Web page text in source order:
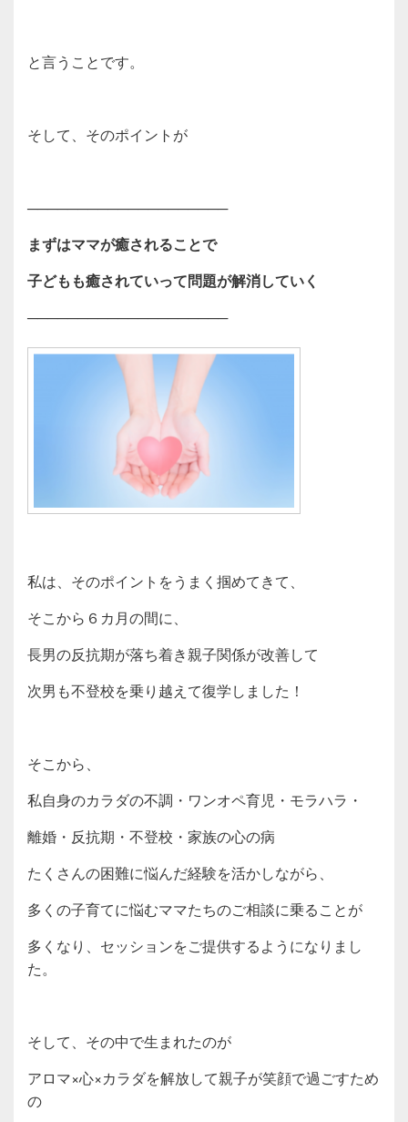
と言うことです。
そして、そのポイントが
────────────────────
まずはママが癒されることで
子どもも癒されていって問題が解消していく
────────────────────
私は、そのポイントをうまく掴めてきて、
そこから６カ月の間に、
長男の反抗期が落ち着き親子関係が改善して
次男も不登校を乗り越えて復学しました！
そこから、
私自身のカラダの不調・ワンオペ育児・モラハラ・
離婚・反抗期・不登校・家族の心の病
たくさんの困難に悩んだ経験を活かしながら、
多くの子育てに悩むママたちのご相談に乗ることが
多くなり、セッションをご提供するようになりまし
た。
そして、その中で生まれたのが
アロマ×心×カラダを解放して親子が笑顔で過ごすため
の